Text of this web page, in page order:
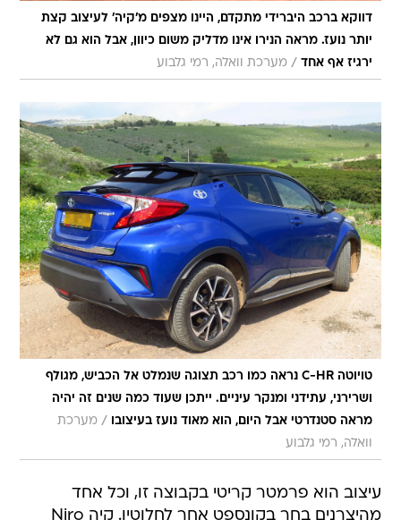
דווקא ברכב היברידי מתקדם, היינו מצפים מ'קיה' לעיצוב קצת
יותר נועז. מראה הנירו אינו מדליק משום כיוון, אבל הוא גם לא
ירגיז אף אחד / מערכת וואלה, רמי גלבוע
טויוטה C-HR נראה כמו רכב תצוגה שנמלט אל הכביש, מגולף
ושרירני, עתידני ומנקר עיניים. ייתכן שעוד כמה שנים זה יהיה
מראה סטנדרטי אבל היום, הוא מאוד נועז בעיצובו
/ מערכת
וואלה, רמי גלבוע
עיצוב הוא פרמטר קריטי בקבוצה זו, וכל אחד
מהיצרנים בחר בקונספט אחר לחלוטין. קיה Niro